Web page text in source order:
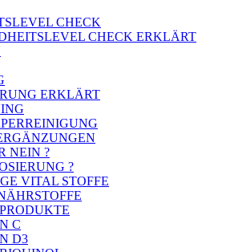
CHECK
CHECK ERKLÄRT
ERKLÄRT
NEIN ?
?
VITAL STOFFE
C
D3